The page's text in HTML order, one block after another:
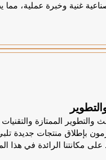
غنية وخبرة عملية، مما
الممتازة والتقنيات
بإطلاق منتجات جديدة
مكانتنا الرائدة في هذا